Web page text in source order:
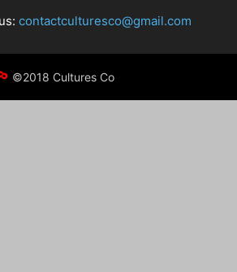
contactculturesco@gmail.com
©2018 Cultures Co